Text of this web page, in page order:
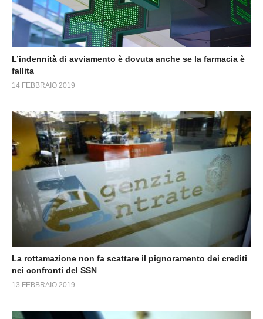
L’indennità di avviamento è dovuta anche se la farmacia è
fallita
14 FEBBRAIO 2019
La rottamazione non fa scattare il pignoramento dei crediti
nei confronti del SSN
13 FEBBRAIO 2019